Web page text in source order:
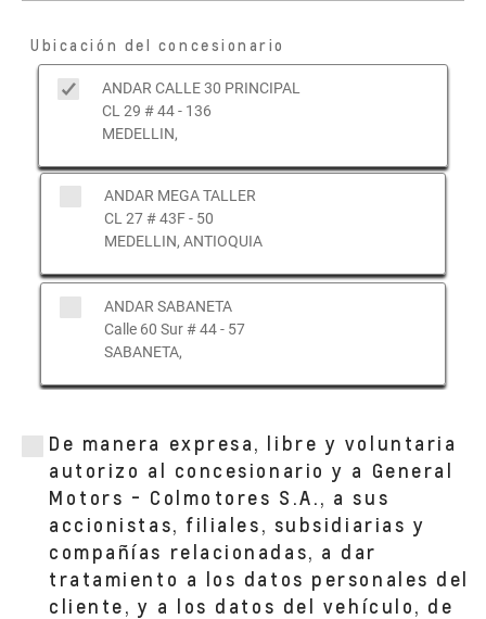
Ubicación del concesionario
ANDAR CALLE 30 PRINCIPAL
CL 29 # 44 - 136
MEDELLIN,
ANDAR MEGA TALLER
CL 27 # 43F - 50
MEDELLIN, ANTIOQUIA
ANDAR SABANETA
Calle 60 Sur # 44 - 57
SABANETA,
CALLE 30 NúMERO 44-119
MEDELLIN, ANTIOQUIA
ANDAR CC MAYORCA
Cl. 51 Sur #48-57 CC Mayorca
SABANETA,
De manera expresa, libre y voluntaria
autorizo al concesionario y a General
Motors - Colmotores S.A., a sus
accionistas, filiales, subsidiarias y
compañías relacionadas, a dar
tratamiento a los datos personales del
cliente, y a los datos del vehículo, de